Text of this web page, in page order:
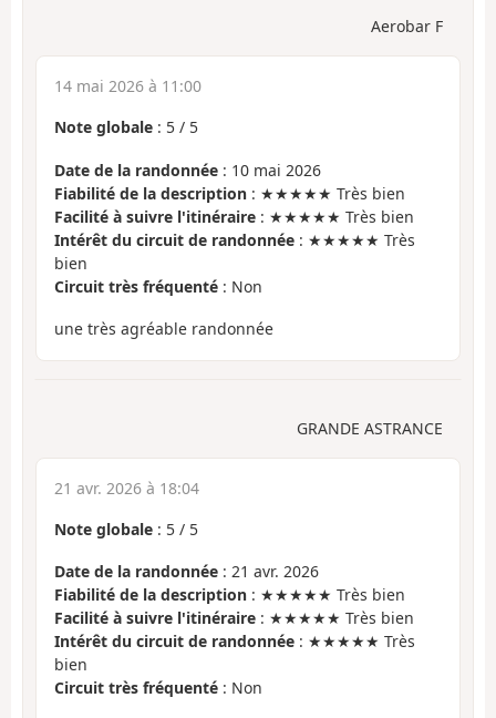
Aerobar F
14 mai 2026 à 11:00
Note globale : 5 / 5
Date de la randonnée : 10 mai 2026
Fiabilité de la description : ★★★★★ Très bien
Facilité à suivre l'itinéraire : ★★★★★ Très bien
Intérêt du circuit de randonnée : ★★★★★ Très
bien
Circuit très fréquenté : Non
une très agréable randonnée
GRANDE ASTRANCE
21 avr. 2026 à 18:04
Note globale : 5 / 5
Date de la randonnée : 21 avr. 2026
Fiabilité de la description : ★★★★★ Très bien
Facilité à suivre l'itinéraire : ★★★★★ Très bien
Intérêt du circuit de randonnée : ★★★★★ Très
bien
Circuit très fréquenté : Non